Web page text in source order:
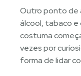
Outro ponto de
álcool, tabaco
costuma
vezes por
forma de lidar